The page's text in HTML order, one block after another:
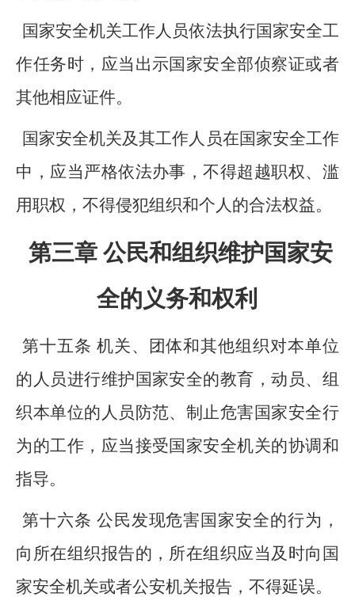
国家安全机关工作人员依法执行国家安全工
作任务时，应当出示国家安全部侦察证或者
其他相应证件。
国家安全机关及其工作人员在国家安全工作
中，应当严格依法办事，不得超越职权、滥
用职权，不得侵犯组织和个人的合法权益。
第三章 公民和组织维护国家安
全的义务和权利
第十五条 机关、团体和其他组织对本单位
的人员进行维护国家安全的教育，动员、组
织本单位的人员防范、制止危害国家安全行
为的工作，应当接受国家安全机关的协调和
指导。
第十六条 公民发现危害国家安全的行为，
向所在组织报告的，所在组织应当及时向国
家安全机关或者公安机关报告，不得延误。